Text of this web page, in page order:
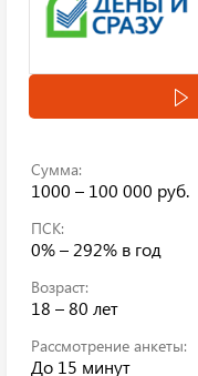
Сумма:
1000 – 100 000 руб.
ПСК:
0% – 292% в год
Возраст:
18 – 80 лет
Рассмотрение анкеты:
До 15 минут